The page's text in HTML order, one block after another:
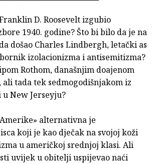
D. Roosevelt izgubio
1940. godine? Što bi bilo da je na
došao Charles Lindbergh, letački as
izolacionizma i antisemitizma?
Rothom, današnjim doajenom
tada tek sedmogodišnjakom iz
New Jerseyju?
alternativna je
koji je kao dječak na svojoj koži
u američkoj srednjoj klasi. Ali
uvijek u obitelji uspijevao naći